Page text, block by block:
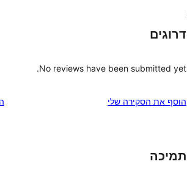
דרוגים
No reviews have been submitted yet.
הוסף את הסקירה שלי
תמיכה